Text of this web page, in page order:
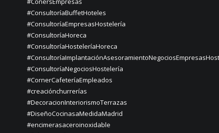
#ConsultoríaBuffetHoteles
#ConsultoríaEmpresasHostelería
#ConsultoríaHoreca
#ConsultoríaHosteleríaHoreca
#ConsultoríaNegociosHostelería
#CornerCafeteríaEmpleados
#creaciónchurrerías
#DecoracionInteriorismoTerrazas
#DiseñoCocinasaMedidaMadrid
#encimerasaceroinoxidable